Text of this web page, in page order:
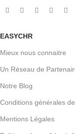
EASYCHR
Mieux nous connaitre
Un Réseau de
Notre Blog
Conditions générales
Mentions Légales